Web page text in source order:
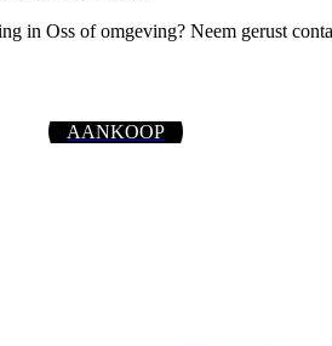
in Oss of omgeving? Neem gerust
AANKOOP